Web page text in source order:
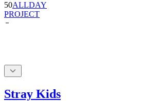
50ALLDAY
PROJECT
Stray Kids